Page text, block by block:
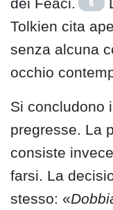
dei Feaci.
5
Tolkien cita
senza alcuna
occhio
Si concludono
pregresse. La
consiste
farsi. La
stesso: «